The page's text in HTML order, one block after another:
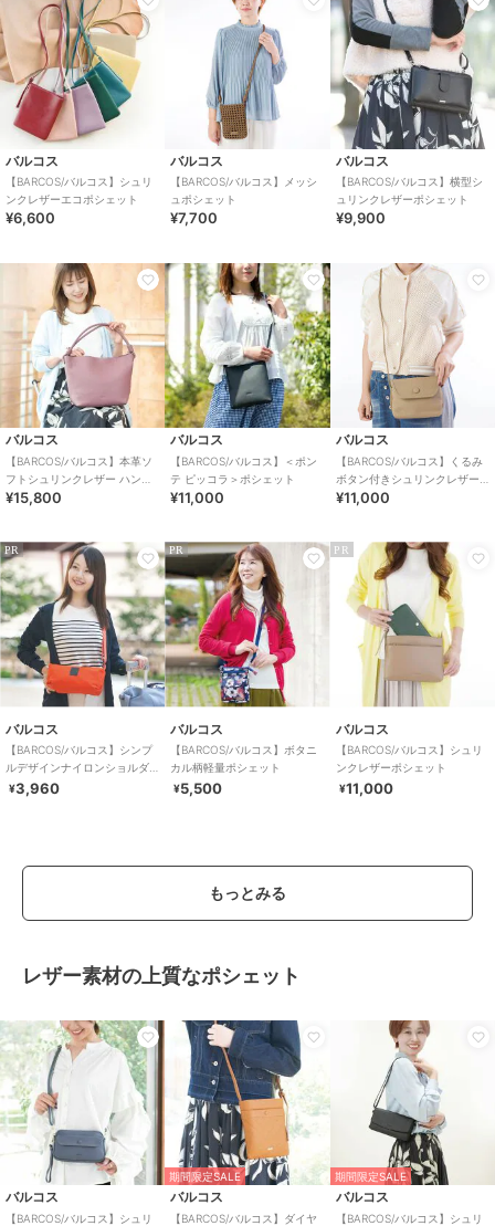
バルコス
【BARCOS/バルコス】シュリ
ンクレザーエコポシェット
¥6,600
バルコス
【BARCOS/バルコス】メッシ
ュポシェット
¥7,700
バルコス
【BARCOS/バルコス】横型シ
ュリンクレザーポシェット
¥9,900
バルコス
【BARCOS/バルコス】本革ソ
フトシュリンクレザー ハンド
ルデザインホーボーバッグ
¥15,800
バルコス
【BARCOS/バルコス】＜ポン
テ ピッコラ＞ポシェット
¥11,000
バルコス
【BARCOS/バルコス】くるみ
ボタン付きシュリンクレザー
ポシェット
¥11,000
PR
バルコス
【BARCOS/バルコス】シンプ
ルデザインナイロンショルダ
ーバッグ
¥3,960
PR
バルコス
【BARCOS/バルコス】ボタニ
カル柄軽量ポシェット
¥5,500
PR
バルコス
【BARCOS/バルコス】シュリ
ンクレザーポシェット
¥11,000
もっとみる
レザー素材の上質なポシェット
バルコス
【BARCOS/バルコス】シュリ
期間限定SALE
バルコス
【BARCOS/バルコス】ダイヤ
期間限定SALE
バルコス
【BARCOS/バルコス】シュリ